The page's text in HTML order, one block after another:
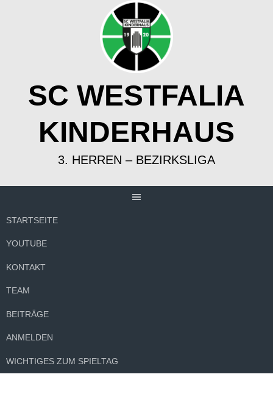
SC WESTFALIA
KINDERHAUS
3. HERREN – BEZIRKSLIGA
STARTSEITE
YOUTUBE
KONTAKT
TEAM
BEITRÄGE
ANMELDEN
WICHTIGES ZUM SPIELTAG